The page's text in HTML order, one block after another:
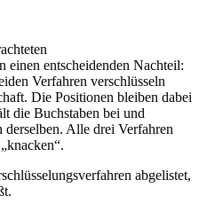
einen entscheidenden Nachteil:
Verfahren verschlüsseln
Die Positionen bleiben dabei
die Buchstaben bei und
Alle drei Verfahren
abgelistet,